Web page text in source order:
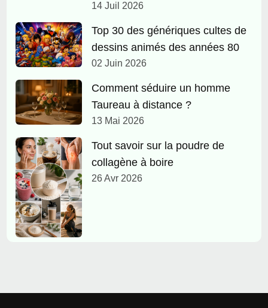
14 Juil 2026
Top 30 des génériques cultes de
dessins animés des années 80
02 Juin 2026
Comment séduire un homme
Taureau à distance ?
13 Mai 2026
Tout savoir sur la poudre de
collagène à boire
26 Avr 2026